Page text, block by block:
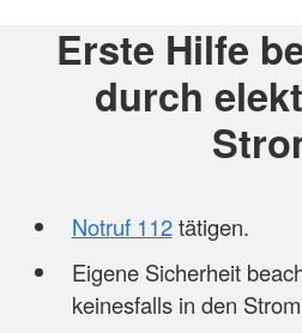
Erste Hilfe
durch
Notruf 112tätigen.
Eigene Sicherheit
keinesfalls in den